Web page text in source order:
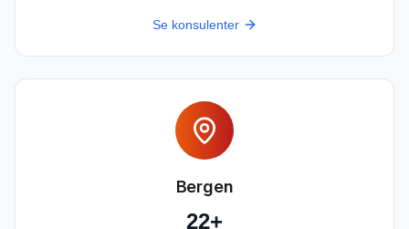
Se konsulenter
Bergen
22+